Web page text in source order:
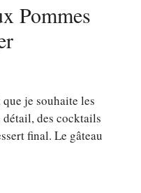
Pommes
je souhaite les
des cocktails
final. Le gâteau